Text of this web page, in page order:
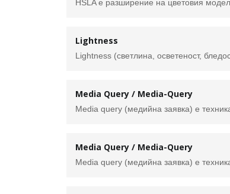
Lightness
Media Query / Media-Query
Media Query / Media-Query